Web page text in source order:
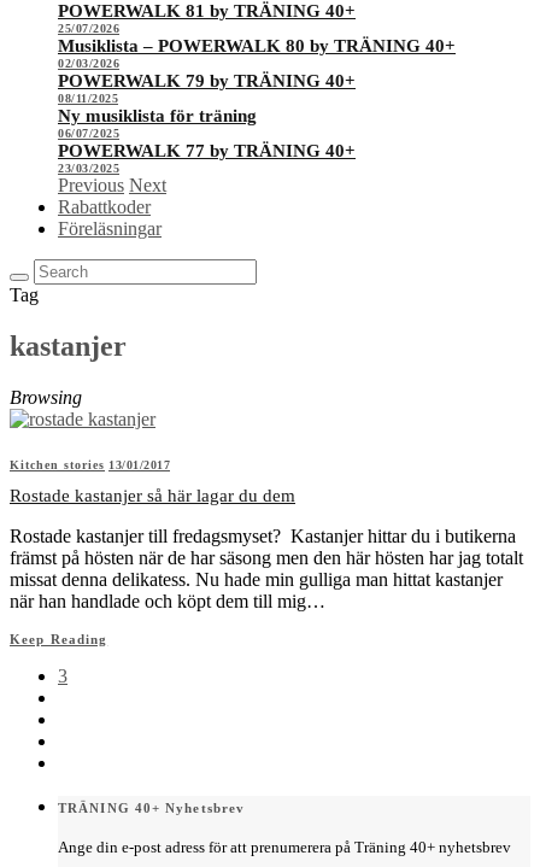
POWERWALK 81 by TRÄNING 40+
25/07/2026
Musiklista – POWERWALK 80 by TRÄNING 40+
02/03/2026
POWERWALK 79 by TRÄNING 40+
08/11/2025
Ny musiklista för träning
06/07/2025
POWERWALK 77 by TRÄNING 40+
23/03/2025
Previous Next
Rabattkoder
Föreläsningar
Tag
kastanjer
Browsing
Kitchen stories 13/01/2017
Rostade kastanjer så här lagar du dem
Rostade kastanjer till fredagsmyset? Kastanjer hittar du i butikerna
främst på hösten när de har säsong men den här hösten har jag totalt
missat denna delikatess. Nu hade min gulliga man hittat kastanjer
när han handlade och köpt dem till mig…
Keep Reading
3
TRÄNING 40+ Nyhetsbrev
Ange din e-post adress för att prenumerera på Träning 40+ nyhetsbrev